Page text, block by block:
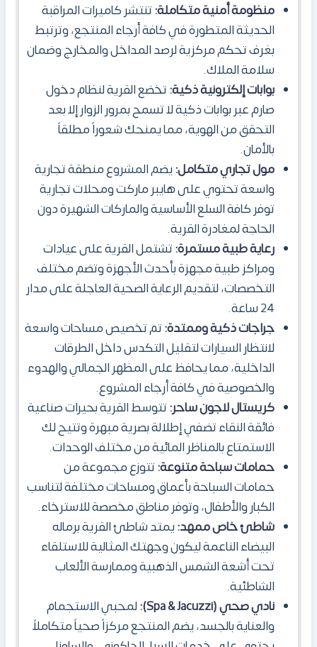
منظومة أمنية متكاملة:تنتشر كاميرات المراقبة
الحديثة المتطورة في كافة أرجاء المنتجع، وترتبط
بغرف تحكم مركزية لرصد المداخل والمخارج وضمان
سلامة الملاك.
بوابات إلكترونية ذكية:تخضع القرية لنظام دخول
صارم عبر بوابات ذكية لا تسمح بمرور الزوار إلا بعد
التحقق من الهوية، مما يمنحك شعوراً مطلقاً
بالأمان.
مول تجاري متكامل:يضم المشروع منطقة تجارية
واسعة تحتوي على هايبر ماركت ومحلات تجارية
توفر كافة السلع الأساسية والماركات الشهيرة دون
الحاجة لمغادرة القرية.
رعاية طبية مستمرة:تشتمل القرية على عيادات
ومراكز طبية مجهزة بأحدث الأجهزة وتضم مختلف
التخصصات، لتقديم الرعاية الصحية العاجلة على مدار
24 ساعة.
جراجات ذكية وممتدة:تم تخصيص مساحات واسعة
لانتظار السيارات لتقليل التكدس داخل الطرقات
الداخلية، مما يحافظ على المظهر الجمالي والهدوء
والخصوصية في كافة أرجاء المشروع.
كريستال لاجون ساحر:تتوسط القرية بحيرات صناعية
فائقة النقاء تضفي إطلالة بصرية مبهرة وتتيح لك
الاستمتاع بالمناظر المائية من مختلف الوحدات.
حمامات سباحة متنوعة:تتوزع مجموعة من
حمامات السباحة بأعماق ومساحات مختلفة لتناسب
الكبار والأطفال، وتوفر مناطق مخصصة للاسترخاء.
شاطئ خاص ممهد:يمتد شاطئ القرية برماله
البيضاء الناعمة ليكون وجهتك المثالية للاستلقاء
تحت أشعة الشمس الذهبية وممارسة الألعاب
الشاطئية.
نادي صحي (Spa & Jacuzzi):
لمحبي الاستجمام
والعناية بالجسد، يضم المنتجع مركزاً صحياً متكاملاً